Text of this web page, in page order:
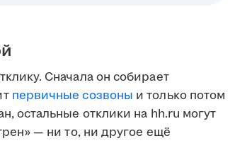
Сначала он собирает
первичные созвоны и только потом
остальные отклики на hh.ru могут
— ни то, ни другое ещё